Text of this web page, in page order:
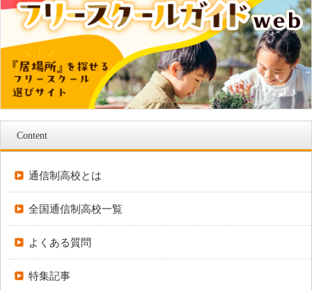
Content
通信制高校とは
全国通信制高校一覧
よくある質問
特集記事